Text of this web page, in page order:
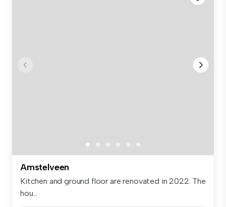
Amstelveen
Kitchen and ground floor are renovated in 2022. The
hou...